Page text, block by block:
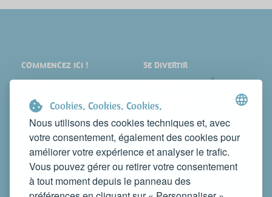
Cookies. Cookies. Cookies.
Nous utilisons des cookies techniques et, avec
votre consentement, également des cookies pour
améliorer votre expérience et analyser le trafic.
Vous pouvez gérer ou retirer votre consentement
à tout moment depuis le panneau des
COMMENCEZ ICI !
À VOIR
DORMIR
MANGER
SE DIVERTIR
ÉVÉNEMENTS
NEWS
WEB TV
CONTACTS
FAITES CONNAÎTRE VOTRE ACTIVITÉ
CONTACTEZ-NOUS POUR LA PUBLIER SUR CE SITE